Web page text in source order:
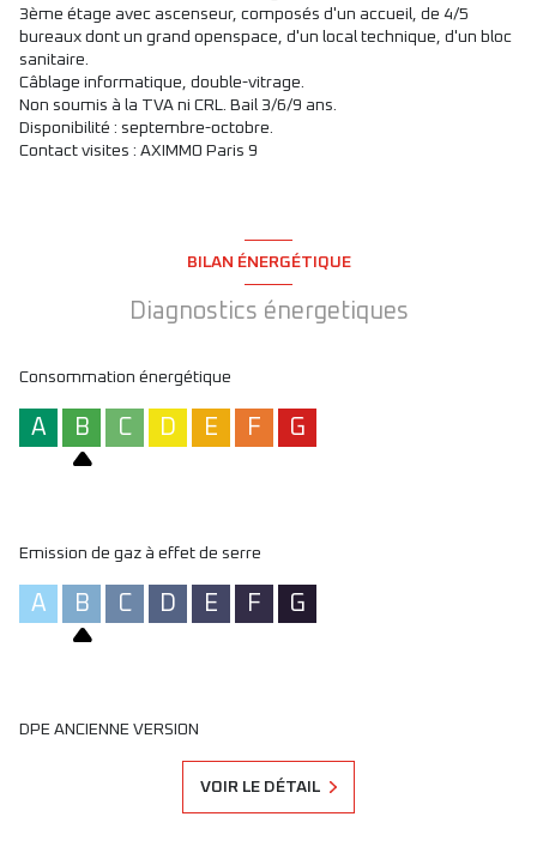
3ème étage avec ascenseur, composés d'un accueil, de 4/5
bureaux dont un grand openspace, d'un local technique, d'un bloc
sanitaire.
Câblage informatique, double-vitrage.
Non soumis à la TVA ni CRL. Bail 3/6/9 ans.
Disponibilité : septembre-octobre.
Contact visites : AXIMMO Paris 9
BILAN ÉNERGÉTIQUE
Diagnostics énergetiques
Consommation énergétique
A B C D E F G
Emission de gaz à effet de serre
A B C D E F G
DPE ANCIENNE VERSION
VOIR LE DÉTAIL